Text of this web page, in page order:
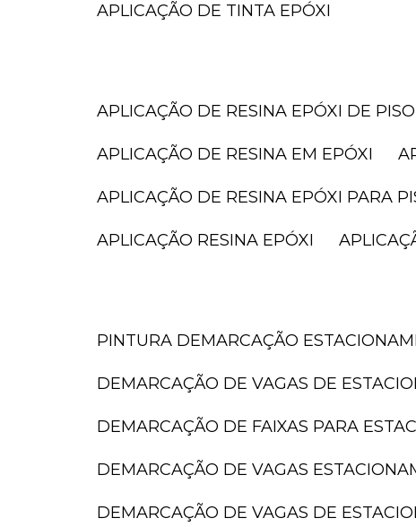
APLICAÇÃO DE TINTA EPÓXI
APLICAÇÃO DE RESINA EPÓXI DE PISO
APLICAÇÃO DE RESINA EM EPÓXI
APLICAÇÃO DE RESINA EPÓXI PARA
APLICAÇÃO RESINA EPÓXI
PINTURA DEMARCAÇÃO
DEMARCAÇÃO DE VAGAS DE
DEMARCAÇÃO DE FAIXAS PARA
DEMARCAÇÃO DE VAGAS
DEMARCAÇÃO DE VAGAS DE